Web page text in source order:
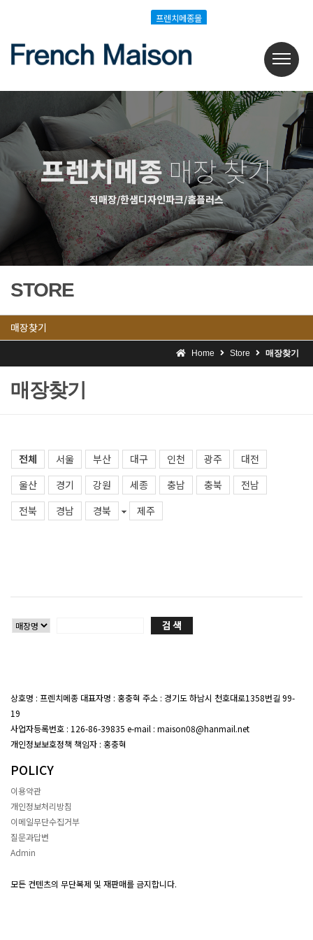
프렌치메종몰
프렌치메종매장 찾기
직매장/한샘디자인파크/홈플러스
STORE
매장찾기
Home Store 매장찾기
매장찾기
전체 서울 부산 대구 인천 광주
대전
울산
경기 강원 세종 충남 충북
전남
전북
경남 경북 제주
상호명 : 프렌치메종 대표자명 : 홍충혁 주소 : 경기도 하남시 천호대로1358번길 99-
19
사업자등록번호 : 126-86-39835 e-mail : maison08@hanmail.net
개인정보보호정책 책임자 : 홍충혁
POLICY
이용약관
개인정보처리방침
이메일무단수집거부
질문과답변
Admin
모든 컨텐츠의 무단복제 및 재판매를 금지합니다.